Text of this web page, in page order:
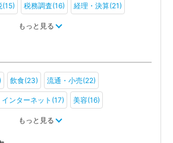
(15) 税務調査(16) 経理・決算(21)
もっと見る
飲食(23) 流通・小売(22)
インターネット(17) 美容(16)
教育(13) 医療・福祉(10)
ューズメント・レジャー(8)
もっと見る